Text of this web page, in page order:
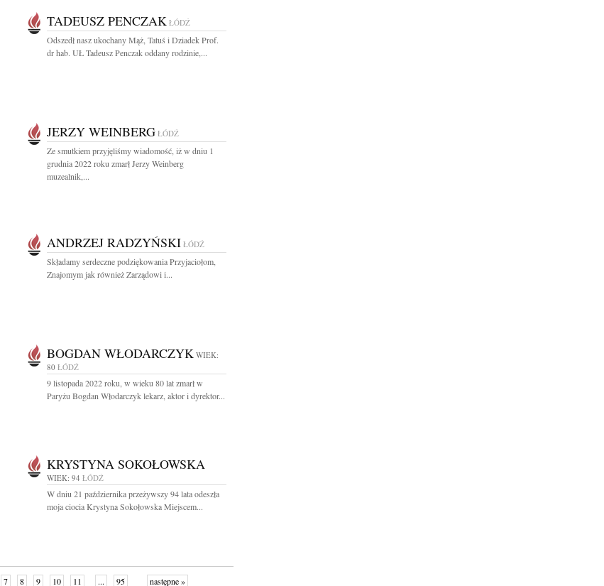
TADEUSZ PENCZAK ŁÓDŹ
Odszedł nasz ukochany Mąż, Tatuś i Dziadek Prof.
dr hab. UŁ Tadeusz Penczak oddany rodzinie,...
JERZY WEINBERG ŁÓDŹ
Ze smutkiem przyjęliśmy wiadomość, iż w dniu 1
grudnia 2022 roku zmarł Jerzy Weinberg
muzealnik,...
ANDRZEJ RADZYŃSKI ŁÓDŹ
Składamy serdeczne podziękowania Przyjaciołom,
Znajomym jak również Zarządowi i...
BOGDAN WŁODARCZYK WIEK:
80 ŁÓDŹ
9 listopada 2022 roku, w wieku 80 lat zmarł w
Paryżu Bogdan Włodarczyk lekarz, aktor i dyrektor...
KRYSTYNA SOKOŁOWSKA
WIEK: 94 ŁÓDŹ
W dniu 21 października przeżywszy 94 lata odeszła
moja ciocia Krystyna Sokołowska Miejscem...
7 8 9 10 11 ... 95 następne »